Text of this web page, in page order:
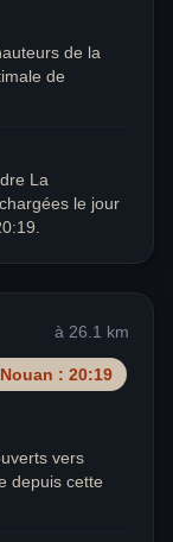
de la
de
La
le jour
à 26.1 km
: 20:19
vers
depuis cette